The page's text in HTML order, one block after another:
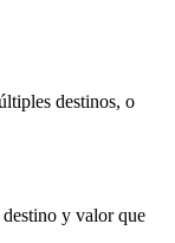
destinos, o
y valor que